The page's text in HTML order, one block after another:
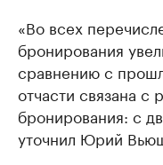
«Во всех
бронирования
сравнению с
отчасти связана с
бронирования: с
уточнил Юрий